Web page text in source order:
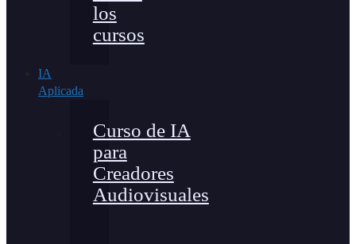
los
cursos
IA
Aplicada
Curso de IA
para
Creadores
Audiovisuales